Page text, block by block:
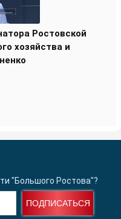
Ростовской
хозяйства и
"Большого Ростова"?
ПОДПИСАТЬСЯ